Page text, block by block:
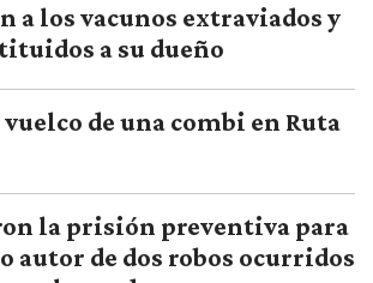
a los vacunos extraviados y
a su dueño
de una combi en Ruta
la prisión preventiva para
autor de dos robos ocurridos